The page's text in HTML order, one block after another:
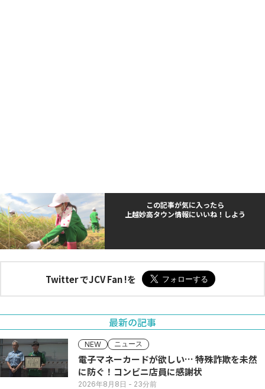
この記事が気に入ったら
上越妙高タウン情報にいいね！しよう
Twitter でJCV Fan !を
最新の記事
NEW ニュース
電子マネーカードが欲しい… 特殊詐欺を未然
に防ぐ！コンビニ店員に感謝状
2026年8月8日 - 23分前